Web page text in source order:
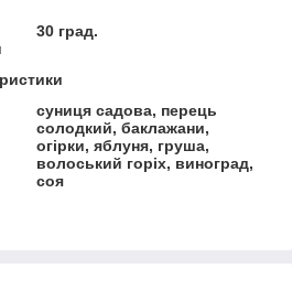
30 град.
суниця садова, перець
солодкий, баклажани,
огірки, яблуня, груша,
волоський горіх, виноград,
соя